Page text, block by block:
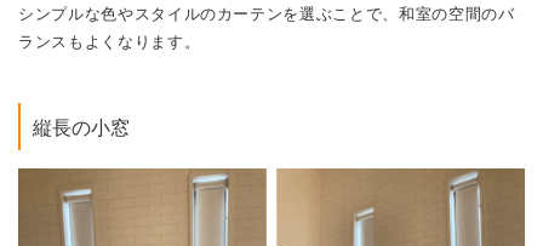
シンプルな色やスタイルのカーテンを選ぶことで、和室の空間のバ
ランスもよくなります。
縦長の小窓